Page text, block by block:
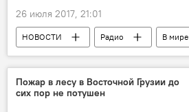
26 июля 2017, 21:01
НОВОСТИ Радио
В мире
Криптовалюта
Пожар в лесу в Восточной Грузии до
сих пор не потушен